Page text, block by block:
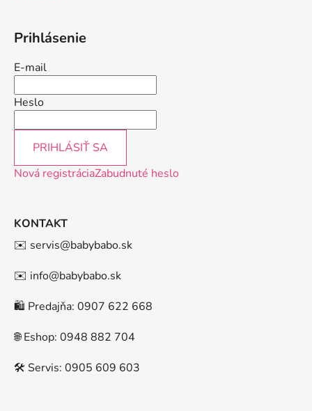
Prihlásenie
E-mail
Heslo
PRIHLÁSIŤ SA
Nová registráciaZabudnuté heslo
KONTAKT
✉️ servis@babybabo.sk
✉️ info@babybabo.sk
🛍️ Predajňa: 0907 622 668
🌐 Eshop: 0948 882 704
🛠️ Servis: 0905 609 603